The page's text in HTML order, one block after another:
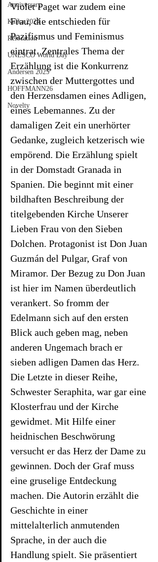
Anniversary
Kafka 2024
Relocation
UNESCO World Day
Andersen 2025
HOFFMANN26
Novelty
Violet Paget war zudem eine
Frau, die entschieden für
Pazifismus und Feminismus
eintrat. Zentrales Thema der
Erzählung ist die Konkurrenz
zwischen der Muttergottes und
den Herzensdamen eines Adligen,
eines Lebemannes. Zu der
damaligen Zeit ein unerhörter
Gedanke, zugleich ketzerisch wie
empörend. Die Erzählung spielt
in der Domstadt Granada in
Spanien. Die beginnt mit einer
bildhaften Beschreibung der
titelgebenden Kirche Unserer
Lieben Frau von den Sieben
Dolchen. Protagonist ist Don Juan
Guzmán del Pulgar, Graf von
Miramor. Der Bezug zu Don Juan
ist hier im Namen überdeutlich
verankert. So fromm der
Edelmann sich auf den ersten
Blick auch geben mag, neben
anderen Ungemach brach er
sieben adligen Damen das Herz.
Die Letzte in dieser Reihe,
Schwester Seraphita, war gar eine
Klosterfrau und der Kirche
gewidmet. Mit Hilfe einer
heidnischen Beschwörung
versucht er das Herz der Dame zu
gewinnen. Doch der Graf muss
eine gruselige Entdeckung
machen. Die Autorin erzählt die
Geschichte in einer
mittelalterlich anmutenden
Sprache, in der auch die
Handlung spielt. Sie präsentiert